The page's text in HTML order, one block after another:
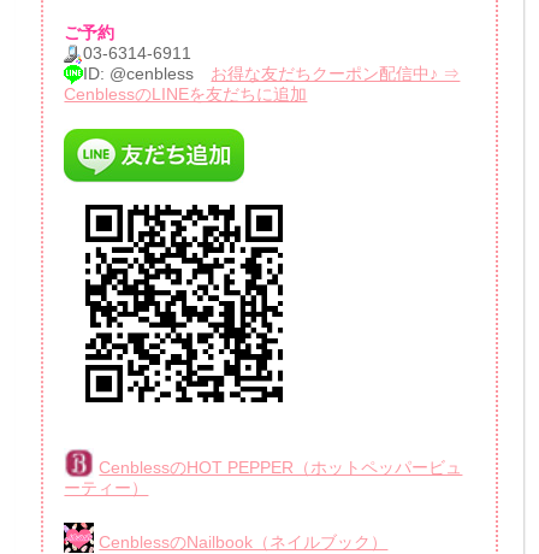
ご予約
03-6314-6911
ID: @cenbless お得な友だちクーポン配信中♪ ⇒
CenblessのLINEを友だちに追加
CenblessのHOT PEPPER（ホットペッパービュ
ーティー）
CenblessのNailbook（ネイルブック）